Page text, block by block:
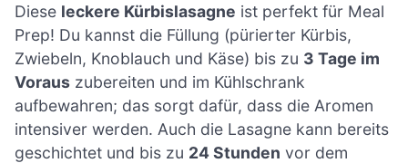
Diese leckere Kürbislasagne ist perfekt für Meal
Prep! Du kannst die Füllung (pürierter Kürbis,
Zwiebeln, Knoblauch und Käse) bis zu 3 Tage im
Voraus zubereiten und im Kühlschrank
aufbewahren; das sorgt dafür, dass die Aromen
intensiver werden. Auch die Lasagne kann bereits
geschichtet und bis zu 24 Stunden vor dem